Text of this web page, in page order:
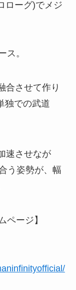
ローグ)でメジ
ス。
合させて作り
独での武道
速させなが
う姿勢が、幅
ページ】